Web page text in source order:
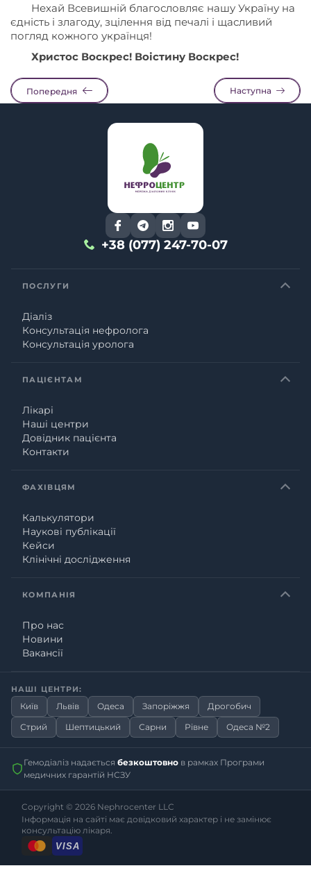
Нехай Всевишній благословляє нашу Україну на
єдність і злагоду, зцілення від печалі і щасливий
погляд кожного українця!
Христос Воскрес! Воістину Воскрес!
Попередня Наступна
+38 (077) 247-70-07
ПОСЛУГИ
Діаліз
Консультація нефролога
Консультація уролога
ПАЦІЄНТАМ
Лікарі
Наші центри
Довідник пацієнта
Контакти
ФАХІВЦЯМ
Калькулятори
Наукові публікації
Кейси
Клінічні дослідження
КОМПАНІЯ
Про нас
Новини
Вакансії
НАШІ ЦЕНТРИ:
Київ Львів Одеса Запоріжжя
Дрогобич
Стрий
Шептицький Сарни Рівне Одеса №2
Гемодіаліз надається безкоштовно в рамках Програми
медичних гарантій НСЗУ
Copyright © 2026 Nephrocenter LLC
Інформація на сайті має довідковий характер і не замінює
консультацію лікаря.
VISA